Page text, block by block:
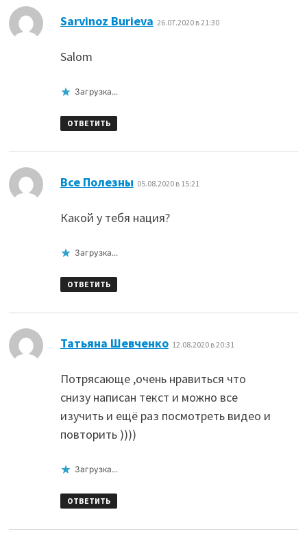
Sarvinoz Burieva 26.07.2020 в 21:30
Salom
Загрузка...
ОТВЕТИТЬ
Все Полезны 05.08.2020 в 15:21
Какой у тебя нация?
Загрузка...
ОТВЕТИТЬ
Татьяна Шевченко: 12.08.2020 в 20:31
Потрясающе ,очень нравиться что
снизу написан текст и можно все
изучить и ещё раз посмотреть видео и
повторить ))))
Загрузка...
ОТВЕТИТЬ